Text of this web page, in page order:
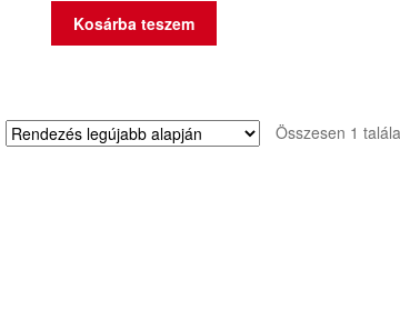
Kosárba teszem
Összesen 1